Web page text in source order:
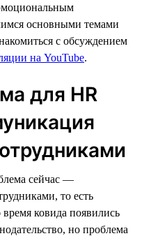
основными темами
с обсуждением
на YouTube.
для HR
сейчас —
то есть
ковида появились
но проблема